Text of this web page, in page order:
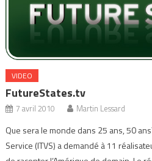
VIDEO
FutureStates.tv
7 avril 2010 Martin Lessard
Que sera le monde dans 25 ans, 50
Service (ITVS) a demandé à 11